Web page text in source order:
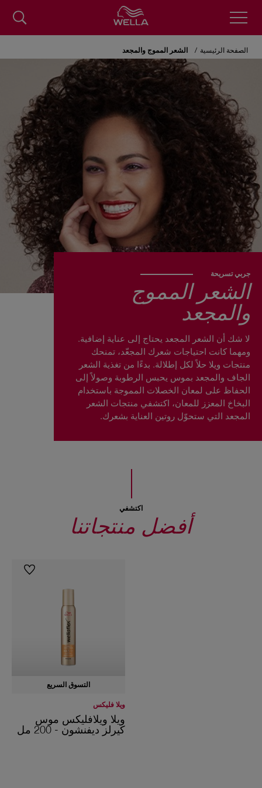
الصفحة الرئيسية الشعر المموج والمجعد
جربي تسريحة
الشعر المموج
والمجعد
لا شك أن الشعر المجعد يحتاج إلى عناية إضافية.
ومهما كانت احتياجات شعرك المجعّد، تمنحك
منتجات ويلا حلاً لكل إطلالة. بدءًا من تغذية الشعر
الجاف والمجعد بموس يحبس الرطوبة وصولاً إلى
الحفاظ على لمعان الخصلات المموجة باستخدام
البخاخ المعزز للمعان، اكتشفي منتجات الشعر
المجعد التي ستحوّل روتين العناية بشعرك.
اكتشفي
أفضل منتجاتنا
التسوق السريع
ويلا فليكس
ويلا ويلافليكس موس
كيرلز ديفنشون - 200 مل